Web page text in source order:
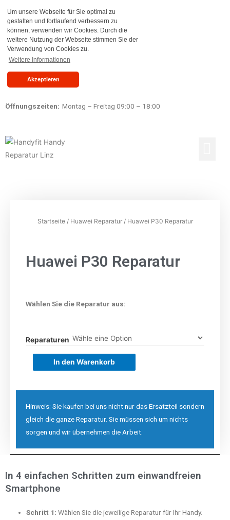
Um unsere Webseite für Sie optimal zu
gestalten und fortlaufend verbessern zu
können, verwenden wir Cookies. Durch die
weitere Nutzung der Webseite stimmen Sie der
Verwendung von Cookies zu.
Weitere Informationen
Akzeptieren
Öffnungszeiten: Montag – Freitag 09:00 – 18:00
Startseite/ Huawei Reparatur/ Huawei P30 Reparatur
Huawei P30 Reparatur
Wählen Sie die Reparatur aus:
Reparaturen
In den Warenkorb
Hinweis: Sie kaufen bei uns nicht nur das Ersatzteil sondern
gleich die ganze Reparatur. Sie müssen sich um nichts
sorgen und wir übernehmen die Arbeit.
In 4 einfachen Schritten zum einwandfreien
Smartphone
Schritt 1: Wählen Sie die jeweilige Reparatur für Ihr Handy.